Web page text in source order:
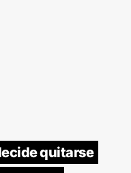
quitarse